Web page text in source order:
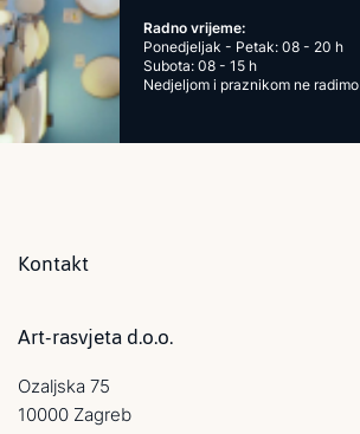
Radno vrijeme:
Ponedjeljak - Petak: 08 - 20 h
Subota: 08 - 15 h
Nedjeljom i praznikom ne radimo
Kontakt
Art-rasvjeta d.o.o.
Ozaljska 75
10000 Zagreb